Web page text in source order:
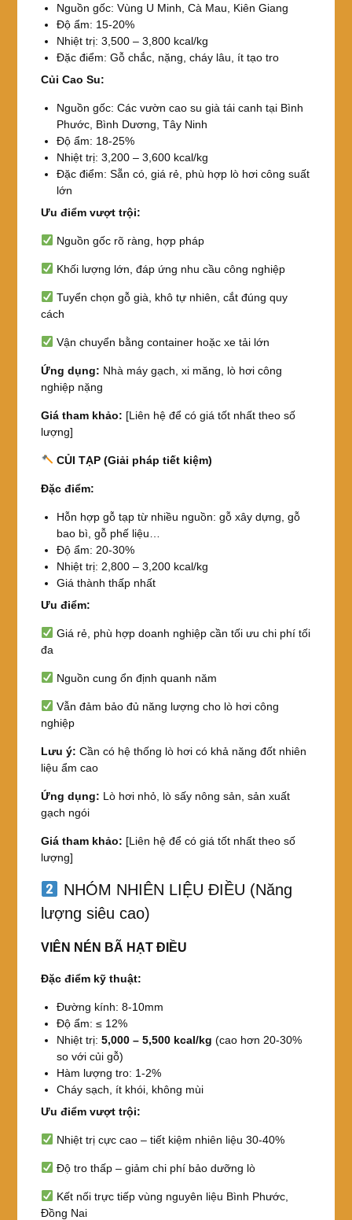
Nguồn gốc: Vùng U Minh, Cà Mau, Kiên Giang
Độ ẩm: 15-20%
Nhiệt trị: 3,500 – 3,800 kcal/kg
Đặc điểm: Gỗ chắc, nặng, cháy lâu, ít tạo tro
Củi Cao Su:
Nguồn gốc: Các vườn cao su già tái canh tại Bình
Phước, Bình Dương, Tây Ninh
Độ ẩm: 18-25%
Nhiệt trị: 3,200 – 3,600 kcal/kg
Đặc điểm: Sẵn có, giá rẻ, phù hợp lò hơi công suất
lớn
Ưu điểm vượt trội:
Nguồn gốc rõ ràng, hợp pháp
Khối lượng lớn, đáp ứng nhu cầu công nghiệp
Tuyển chọn gỗ già, khô tự nhiên, cắt đúng quy
cách
Vận chuyển bằng container hoặc xe tải lớn
Ứng dụng: Nhà máy gạch, xi măng, lò hơi công
nghiệp nặng
Giá tham khảo: [Liên hệ để có giá tốt nhất theo số
lượng]
CỦI TẠP (Giải pháp tiết kiệm)
Đặc điểm:
Hỗn hợp gỗ tạp từ nhiều nguồn: gỗ xây dựng, gỗ
bao bì, gỗ phế liệu…
Độ ẩm: 20-30%
Nhiệt trị: 2,800 – 3,200 kcal/kg
Giá thành thấp nhất
Ưu điểm:
Giá rẻ, phù hợp doanh nghiệp cần tối ưu chi phí tối
đa
Nguồn cung ổn định quanh năm
Vẫn đảm bảo đủ năng lượng cho lò hơi công
nghiệp
Lưu ý: Cần có hệ thống lò hơi có khả năng đốt nhiên
liệu ẩm cao
Ứng dụng: Lò hơi nhỏ, lò sấy nông sản, sản xuất
gạch ngói
Giá tham khảo: [Liên hệ để có giá tốt nhất theo số
lượng]
NHÓM NHIÊN LIỆU ĐIỀU (Năng
lượng siêu cao)
VIÊN NÉN BÃ HẠT ĐIỀU
Đặc điểm kỹ thuật:
Đường kính: 8-10mm
Độ ẩm: ≤ 12%
Nhiệt trị: 5,000 – 5,500 kcal/kg (cao hơn 20-30%
so với củi gỗ)
Hàm lượng tro: 1-2%
Cháy sạch, ít khói, không mùi
Ưu điểm vượt trội:
Nhiệt trị cực cao – tiết kiệm nhiên liệu 30-40%
Độ tro thấp – giảm chi phí bảo dưỡng lò
Kết nối trực tiếp vùng nguyên liệu Bình Phước,
Đồng Nai